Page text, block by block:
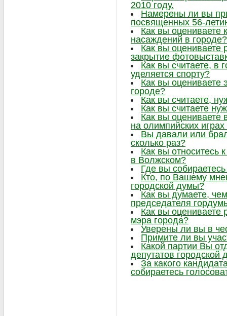
2010 году.
Намерены ли вы
посвященных 56-
Как вы оцениваете
насаждений в городе?
Как вы оцениваете
закрытие
Как вы считаете, в
уделяется спорту?
Как вы оцениваете
городе?
Как вы считаете,
Как вы считаете
Как вы оцениваете
на олимпийских
Вы давали или
сколько раз?
Как вы относитесь
в Волжском?
Где вы
Кто, по Вашему
городской думы?
Как вы думаете,
председателя
Как вы оцениваете
мэра города?
Уверены ли вы в
Примите ли вы
Какой партии Вы
депутатов городской
За какого
собираетесь